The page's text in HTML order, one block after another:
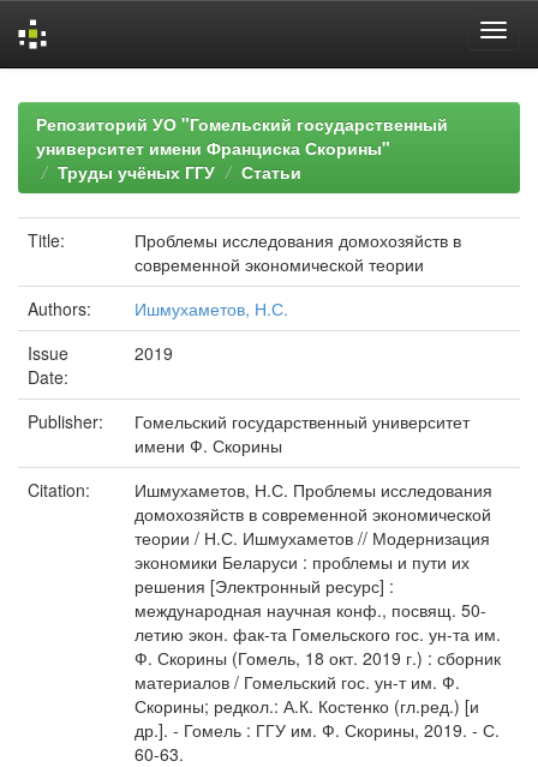
navigationРепозиторий УО "Гомельский государственный
университет имени Франциска Скорины"
Труды учёных ГГУ
Статьи
Title:
Проблемы исследования домохозяйств в
современной экономической теории
Authors:
Ишмухаметов, Н.С.
Issue
Date:
2019
Publisher:
Гомельский государственный университет
имени Ф. Скорины
Citation:
Ишмухаметов, Н.С. Проблемы исследования
домохозяйств в современной экономической
теории / Н.С. Ишмухаметов // Модернизация
экономики Беларуси : проблемы и пути их
решения [Электронный ресурс] :
международная научная конф., посвящ. 50-
летию экон. фак-та Гомельского гос. ун-та им.
Ф. Скорины (Гомель, 18 окт. 2019 г.) : сборник
материалов / Гомельский гос. ун-т им. Ф.
Скорины; редкол.: А.К. Костенко (гл.ред.) [и
др.]. - Гомель : ГГУ им. Ф. Скорины, 2019. - С.
60-63.